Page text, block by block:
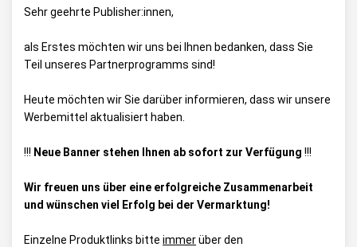
Sehr geehrte Publisher:innen,
als Erstes möchten wir uns bei Ihnen bedanken, dass Sie
Teil unseres Partnerprogramms sind!
Heute möchten wir Sie darüber informieren, dass wir unsere
Werbemittel aktualisiert haben.
!!! Neue Banner stehen Ihnen ab sofort zur Verfügung !!!
Wir freuen uns über eine erfolgreiche Zusammenarbeit
und wünschen viel Erfolg bei der Vermarktung!
Einzelne Produktlinks bitte immerüber den